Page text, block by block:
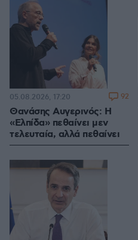
Θανάσης Αυγερινός: Η
«Ελπίδα» πεθαίνει μεν
τελευταία, αλλά πεθαίνει
05.08.2026, 17:20 92